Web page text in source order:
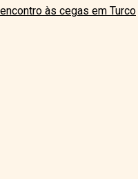
às cegas em Turco